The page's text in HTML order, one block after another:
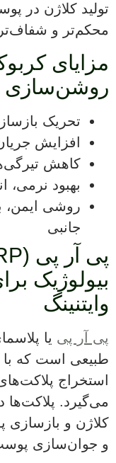
تولید کلاژن در
محکم‌تر و
مزایای
تحریک
افزایش
کاهش
بهبود
روشی ایمن،
جانبی
بیولوژیک
وایتنینگ
پی آر پی یا
طبیعی است که با
استخراج
می‌گیرد. پلاکت‌ها
کلاژن و
و جوان‌سازی